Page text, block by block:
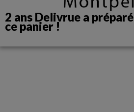
2 ans Delivrue a préparé
ce panier !